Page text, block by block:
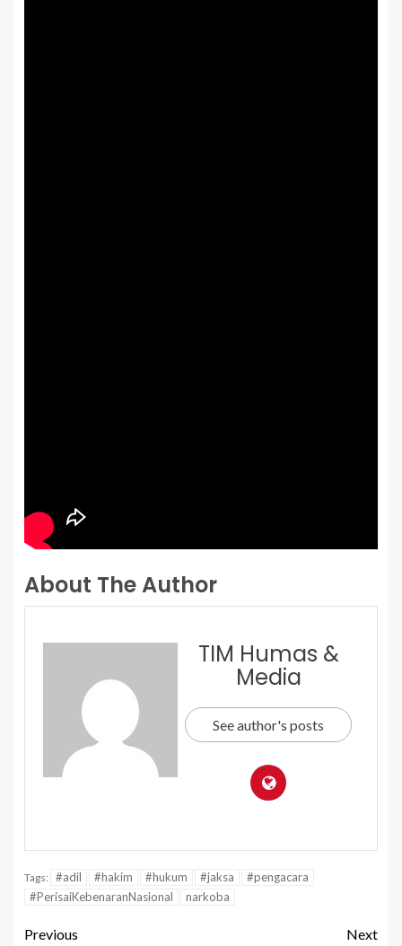
About The Author
TIM Humas &
Media
See author's posts
Tags: #adil #hakim #hukum #jaksa
#pengacara
#PerisaiKebenaranNasional
narkoba
Previous
Next